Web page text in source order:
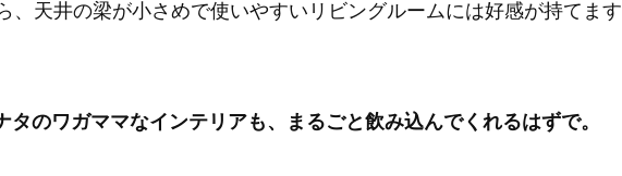
、天井の梁が小さめで使いやすいリビングルームには好感が持てます
タのワガママなインテリアも、まるごと飲み込んでくれるはずで。